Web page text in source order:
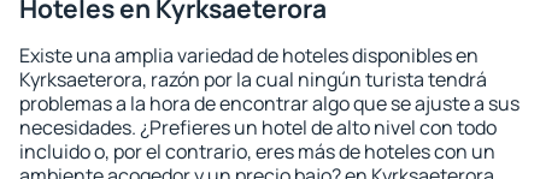
Hoteles en Kyrksaeterora
Existe una amplia variedad de hoteles disponibles en
Kyrksaeterora, razón por la cual ningún turista tendrá
problemas a la hora de encontrar algo que se ajuste a sus
necesidades. ¿Prefieres un hotel de alto nivel con todo
incluido o, por el contrario, eres más de hoteles con un